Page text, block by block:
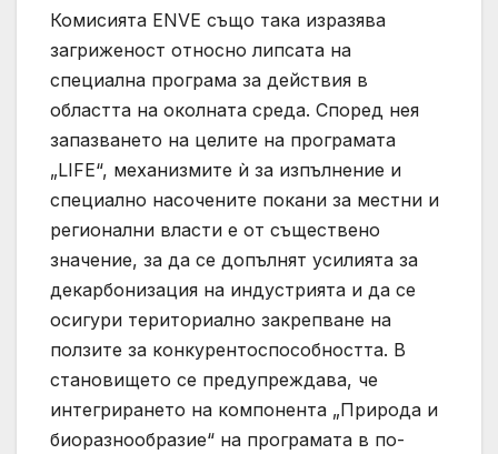
Комисията ENVE също така изразява
загриженост относно липсата на
специална програма за действия в
областта на околната среда. Според нея
запазването на целите на програмата
„LIFE“, механизмите ѝ за изпълнение и
специално насочените покани за местни и
регионални власти е от съществено
значение, за да се допълнят усилията за
декарбонизация на индустрията и да се
осигури териториално закрепване на
ползите за конкурентоспособността. В
становището се предупреждава, че
интегрирането на компонента „Природа и
биоразнообразие“ на програмата в по-